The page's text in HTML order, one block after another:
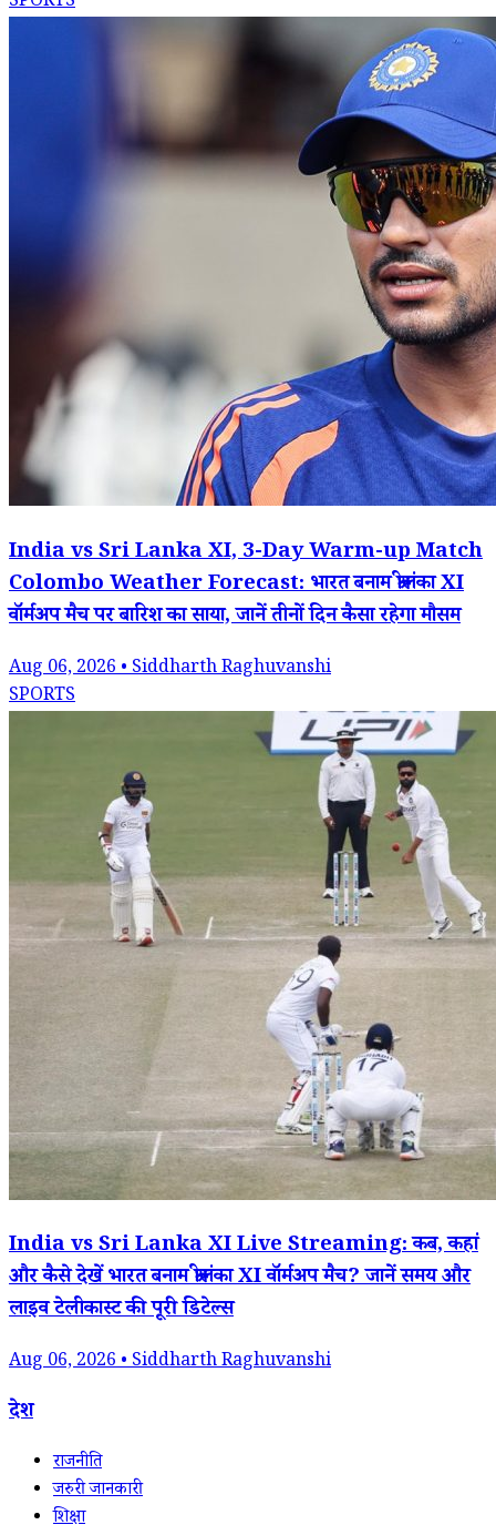
India vs Sri Lanka XI, 3-Day Warm-up Match
Colombo Weather Forecast: भारत बनाम श्रीलंका XI
वॉर्मअप मैच पर बारिश का साया, जानें तीनों दिन कैसा रहेगा मौसम
Aug 06, 2026 • Siddharth Raghuvanshi
SPORTS
India vs Sri Lanka XI Live Streaming: कब, कहां
और कैसे देखें भारत बनाम श्रीलंका XI वॉर्मअप मैच? जानें समय और
लाइव टेलीकास्ट की पूरी डिटेल्स
Aug 06, 2026 • Siddharth Raghuvanshi
देश
राजनीति
जरुरी जानकारी
शिक्षा